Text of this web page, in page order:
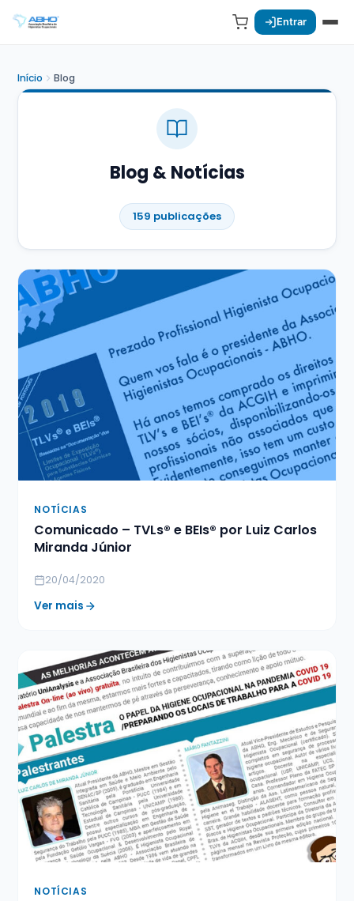
Entrar
Início Blog
Blog & Notícias
159 publicações
NOTÍCIAS
Comunicado – TVLs® e BEIs® por Luiz Carlos
Miranda Júnior
20/04/2020
Ver mais
NOTÍCIAS